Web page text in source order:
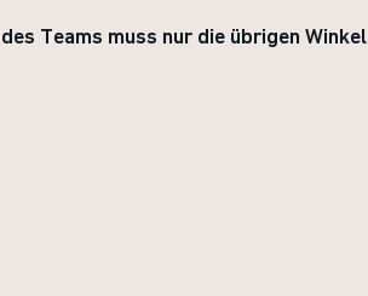
Teams muss nur die übrigen Winkel